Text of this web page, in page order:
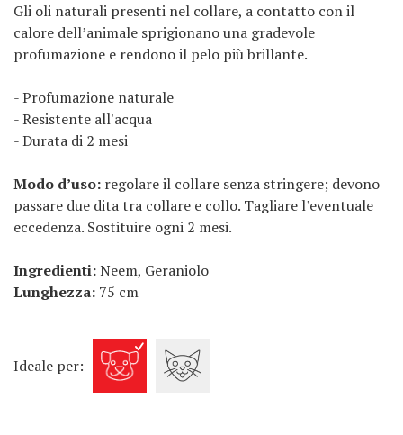
Gli oli naturali presenti nel collare, a contatto con il
calore dell’animale sprigionano una gradevole
profumazione e rendono il pelo più brillante.
- Profumazione naturale
- Resistente all'acqua
- Durata di 2 mesi
Modo d’uso: regolare il collare senza stringere; devono
passare due dita tra collare e collo. Tagliare l’eventuale
eccedenza. Sostituire ogni 2 mesi.
Ingredienti:Neem, Geraniolo
Lunghezza: 75 cm
Ideale per: